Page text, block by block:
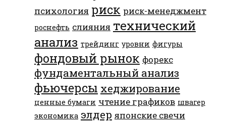
психология риск риск-менеджмент
роснефть слияния технический
анализ трейдинг уровни фигуры
фондовый рынок форекс
фундаментальный анализ
фьючерсы хеджирование
ценные бумаги чтение графиков швагер
экономика элдер японские свечи